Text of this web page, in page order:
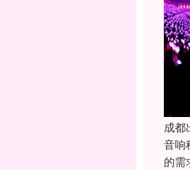
成都
音响
的需